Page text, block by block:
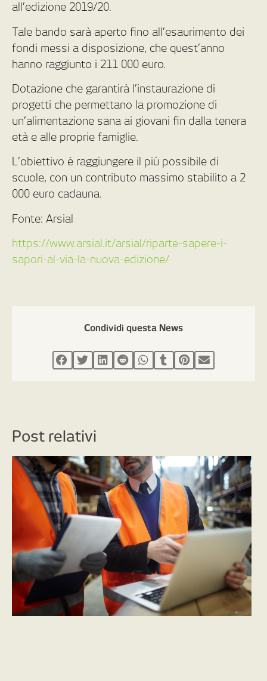
all’edizione 2019/20.
Tale bando sarà aperto fino all’esaurimento dei
fondi messi a disposizione, che quest’anno
hanno raggiunto i 211 000 euro.
Dotazione che garantirà l’instaurazione di
progetti che permettano la promozione di
un’alimentazione sana ai giovani fin dalla tenera
età e alle proprie famiglie.
L’obiettivo è raggiungere il più possibile di
scuole, con un contributo massimo stabilito a 2
000 euro cadauna.
Fonte: Arsial
https://www.arsial.it/arsial/riparte-sapere-i-
sapori-al-via-la-nuova-edizione/
Condividi questa News
Post relativi